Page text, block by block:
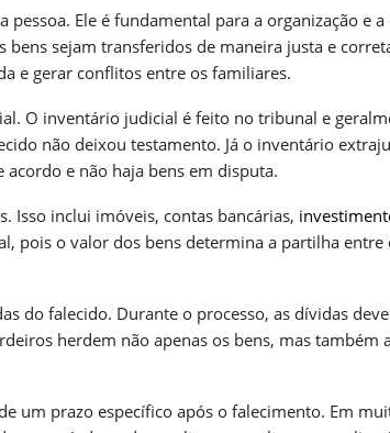
Ele é fundamental para a organização e
sejam transferidos de maneira justa e
e gerar conflitos entre os familiares.
O inventário judicial é feito no tribunal e
não deixou testamento. Já o inventário
e não haja bens em disputa.
Isso inclui imóveis, contas bancárias,
pois o valor dos bens determina a partilha entre
do falecido. Durante o processo, as dívidas
herdem não apenas os bens, mas também
um prazo específico após o falecimento. Em